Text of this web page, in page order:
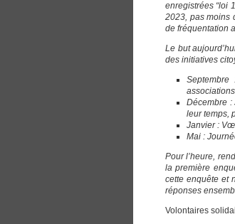
enregistrées “loi
2023, pas moins
de fréquentation
Le but
des initiatives
Décembre :
leur temps,
Janvier :
Mai :
Pour l’heure,
la première
cette enquête et
réponses
Volontaires